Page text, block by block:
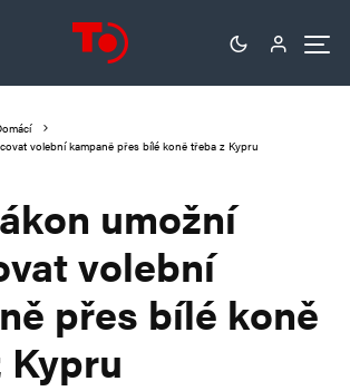
volební kampaně přes bílé koně třeba z Kypru
umožní
volební
přes bílé koně